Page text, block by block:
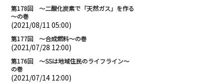
第178回 ～二酸化炭素で「天然ガス」を作る
～の巻
(2021/08/11 05:00)
第177回 ～合成燃料～の巻
(2021/07/28 12:00)
第176回 ～SSは地域住民のライフライン～
の巻
(2021/07/14 12:00)